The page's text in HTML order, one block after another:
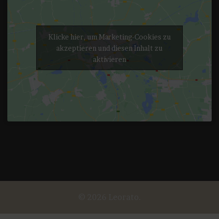
Klicke hier, um Marketing-Cookies zu
akzeptieren und diesen Inhalt zu
aktivieren